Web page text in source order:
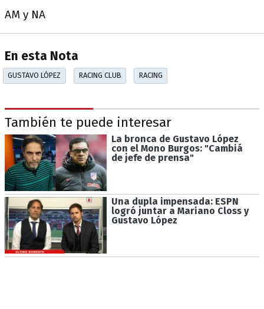
AM y NA
En esta Nota
GUSTAVO LÓPEZ RACING CLUB RACING
También te puede interesar
La bronca de Gustavo López
con el Mono Burgos: "Cambiá
de jefe de prensa"
Una dupla impensada: ESPN
logró juntar a Mariano Closs y
Gustavo López